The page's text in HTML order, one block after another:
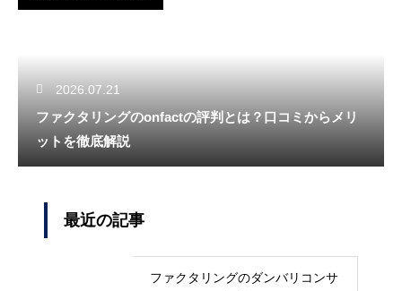
2026.07.21
ファクタリングのonfactの評判とは？口コミからメリ
ットを徹底解説
最近の記事
ファクタリングのダンバリコンサ